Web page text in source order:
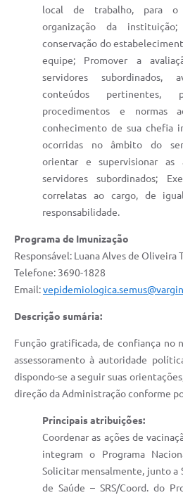
local de trabalho, para o
organização da
conservação do
equipe; Promover a
servidores subordinados,
conteúdos pertinentes,
procedimentos e normas
conhecimento de sua chefia
ocorridas no âmbito do
orientar e supervisionar as
servidores subordinados;
correlatas ao cargo, de
responsabilidade.
Programa de Imunização
Responsável: Luana Alves de Oliveira
Telefone: 3690-1828
Email:
Descrição sumária:
Função gratificada, de confiança no
assessoramento à autoridade
dispondo-se a seguir suas
direção da Administração conforme
Principais atribuições:
Coordenar as ações de
integram o Programa
Solicitar mensalmente, junto a
de Saúde – SRS/Coord. do